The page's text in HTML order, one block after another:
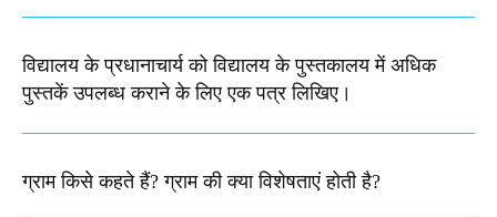
विद्यालय के प्रधानाचार्य को विद्यालय के पुस्तकालय में अधिक
पुस्तकें उपलब्ध कराने के लिए एक पत्र लिखिए।
ग्राम किसे कहते हैं? ग्राम की क्या विशेषताएं होती है?​